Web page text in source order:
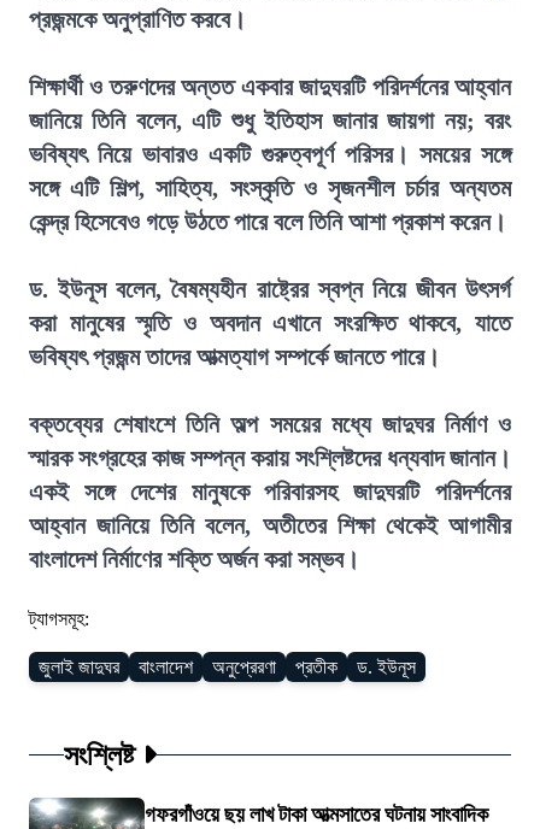
প্রজন্মকে অনুপ্রাণিত করবে।
শিক্ষার্থী ও তরুণদের অন্তত একবার জাদুঘরটি পরিদর্শনের আহ্বান
জানিয়ে তিনি বলেন, এটি শুধু ইতিহাস জানার জায়গা নয়; বরং
ভবিষ্যৎ নিয়ে ভাবারও একটি গুরুত্বপূর্ণ পরিসর। সময়ের সঙ্গে
সঙ্গে এটি শিল্প, সাহিত্য, সংস্কৃতি ও সৃজনশীল চর্চার অন্যতম
কেন্দ্র হিসেবেও গড়ে উঠতে পারে বলে তিনি আশা প্রকাশ করেন।
ড. ইউনূস বলেন, বৈষম্যহীন রাষ্ট্রের স্বপ্ন নিয়ে জীবন উৎসর্গ
করা মানুষের স্মৃতি ও অবদান এখানে সংরক্ষিত থাকবে, যাতে
ভবিষ্যৎ প্রজন্ম তাদের আত্মত্যাগ সম্পর্কে জানতে পারে।
বক্তব্যের শেষাংশে তিনি অল্প সময়ের মধ্যে জাদুঘর নির্মাণ ও
স্মারক সংগ্রহের কাজ সম্পন্ন করায় সংশ্লিষ্টদের ধন্যবাদ জানান।
একই সঙ্গে দেশের মানুষকে পরিবারসহ জাদুঘরটি পরিদর্শনের
আহ্বান জানিয়ে তিনি বলেন, অতীতের শিক্ষা থেকেই আগামীর
বাংলাদেশ নির্মাণের শক্তি অর্জন করা সম্ভব।
ট্যাগসমূহ:
জুলাই জাদুঘর বাংলাদেশ অনুপ্রেরণা প্রতীক ড. ইউনূস
সংশ্লিষ্ট
গফরগাঁওয়ে ছয় লাখ টাকা আত্মসাতের ঘটনায় সাংবাদিক